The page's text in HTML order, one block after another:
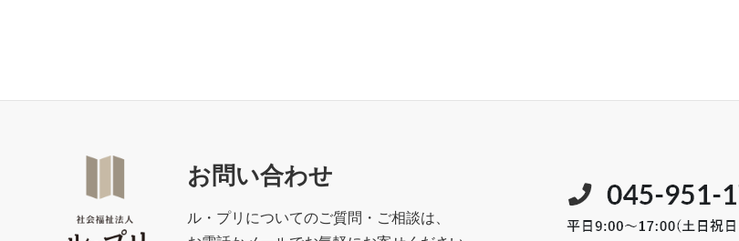
お問い合わせ
ル・プリについてのご質問・ご相談は、